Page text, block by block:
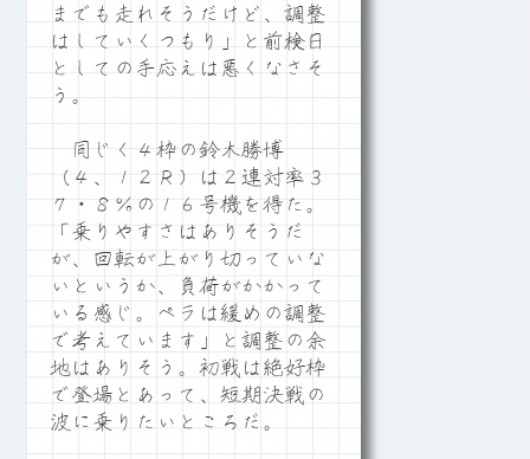
までも走れそうだけど、調整
はしていくつもり」と前検日
としての手応えは悪くなさそ
う。
同じく４枠の鈴木勝博
（４、１２Ｒ）は２連対率３
７・８％の１６号機を得た。
「乗りやすさはありそうだ
が、回転が上がり切っていな
いというか、負荷がかかって
いる感じ。ペラは緩めの調整
で考えています」と調整の余
地はありそう。初戦は絶好枠
で登場とあって、短期決戦の
波に乗りたいところだ。